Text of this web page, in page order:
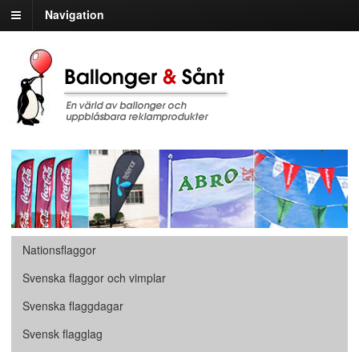
Navigation
Nationsflaggor
Svenska flaggor och vimplar
Svenska flaggdagar
Svensk flagglag